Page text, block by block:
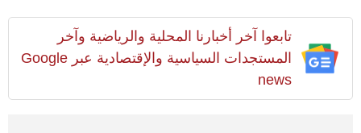
تابعوا آخر أخبارنا المحلية والرياضية وآخر
المستجدات السياسية والإقتصادية عبر Google
news